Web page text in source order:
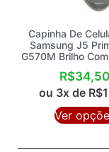
Capinha De
Samsung J5
G570M Brilho
R$34,50
ou 3x de R$
Ver